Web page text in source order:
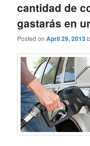
cantidad de
gastarás en
Posted onApril 29, 2013